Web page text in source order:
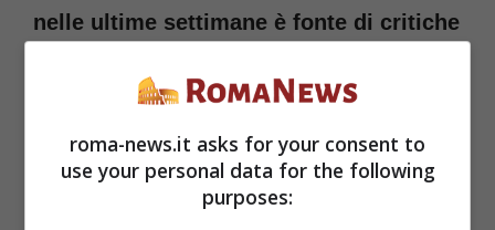
nelle ultime settimane è fonte di critiche
roma-news.it asks for your consent to
use your personal data for the following
purposes: